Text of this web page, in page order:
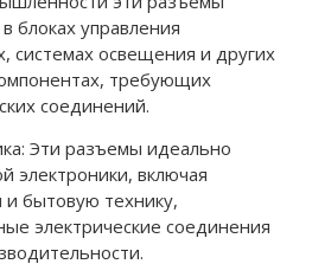
блоках управления
системах освещения и других
требующих
соединений.
Эти разъемы идеально
электроники, включая
бытовую технику,
электрические соединения